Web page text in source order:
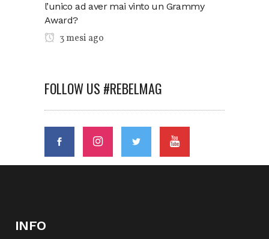
l’unico ad aver mai vinto un Grammy
Award?
3 mesi ago
FOLLOW US #REBELMAG
INFO